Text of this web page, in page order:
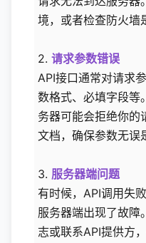
境，或者检查防火墙
2. 请求参数错误
API接口通常对请求
数格式、必填字段等
务器可能会拒绝你的
文档，确保参数无误
3. 服务器端问题
有时候，API调用失
服务器端出现了故障
志或联系API提供方